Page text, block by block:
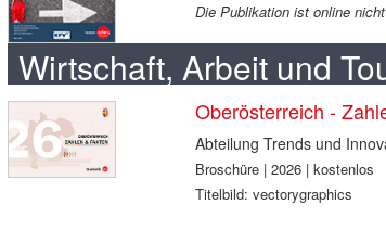
Die Publikation ist online
Wirtschaft, Arbeit und
Oberösterreich -
Abteilung Trends und
Broschüre | 2026 | kostenlos
Titelbild: vectorygraphics